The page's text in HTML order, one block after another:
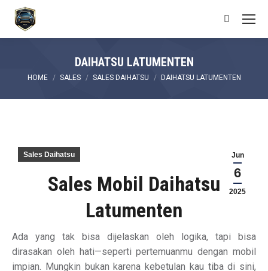
Search:
DAIHATSU LATUMENTEN
You are here:
HOME SALES SALES DAIHATSU DAIHATSU LATUMENTEN
Jun
6
2025
Sales Daihatsu
Sales Mobil Daihatsu
Latumenten
Ada yang tak bisa dijelaskan oleh logika, tapi bisa
dirasakan oleh hati—seperti pertemuanmu dengan mobil
impian. Mungkin bukan karena kebetulan kau tiba di sini,